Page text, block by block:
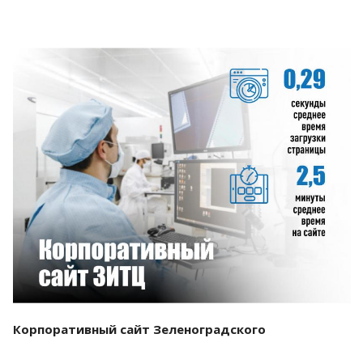
Смотреть проект
Корпоративный сайт Зеленоградского